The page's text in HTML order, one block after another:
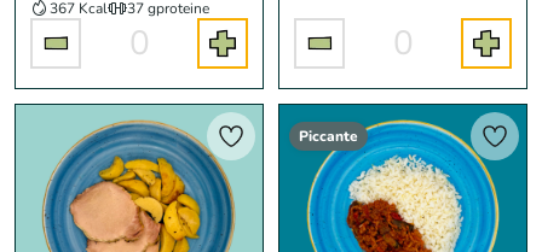
367 Kcal
37 gproteine
0 0
Piccante